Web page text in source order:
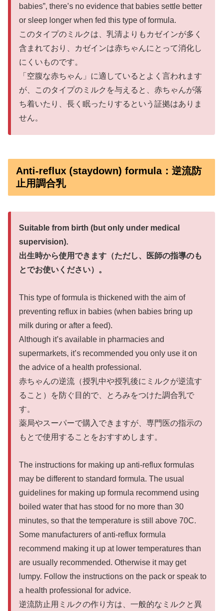
babies”, there’s no evidence that babies settle better
or sleep longer when fed this type of formula.
このタイプのミルクは、乳清よりもカゼインが多く
含まれており、カゼインは赤ちゃんにとって消化し
にくいものです。
「空腹な赤ちゃん」に適しているとよく言われます
が、このタイプのミルクを与えると、赤ちゃんが落
ち着いたり、長く眠ったりするという証拠はありま
せん。
Anti-reflux (staydown) formula：逆流防
止用調合乳
Suitable from birth (but only under medical
supervision).
出生時から使用できます（ただし、医師の指導のも
とでお使いください）。
This type of formula is thickened with the aim of
preventing reflux in babies (when babies bring up
milk during or after a feed).
Although it’s available in pharmacies and
supermarkets, it’s recommended you only use it on
the advice of a health professional.
赤ちゃんの逆流（授乳中や授乳後にミルクが逆流す
ること）を防ぐ目的で、とろみをつけた調合乳で
す。
薬局やスーパーで購入できますが、専門医の指示の
もとで使用することをおすすめします。
The instructions for making up anti-reflux formulas
may be different to standard formula. The usual
guidelines for making up formula recommend using
boiled water that has stood for no more than 30
minutes, so that the temperature is still above 70C.
Some manufacturers of anti-reflux formula
recommend making it up at lower temperatures than
are usually recommended. Otherwise it may get
lumpy. Follow the instructions on the pack or speak to
a health professional for advice.
逆流防止用ミルクの作り方は、一般的なミルクと異